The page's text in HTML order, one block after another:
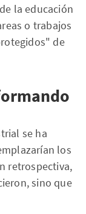
la educación
o trabajos
de
se ha
los
retrospectiva,
sino que